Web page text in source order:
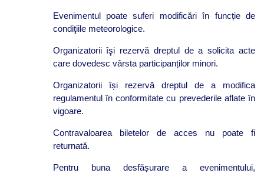
Evenimentul poate suferi modificări în funcție de
condiţiile meteorologice.
Organizatorii îşi rezervă dreptul de a solicita acte
care dovedesc vârsta participanților minori.
Organizatorii își rezervă dreptul de a modifica
regulamentul în conformitate cu prevederile aflate în
vigoare.
Contravaloarea biletelor de acces nu poate fi
returnată.
Pentru buna desfășurare a evenimentului,